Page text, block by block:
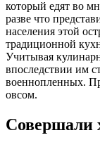
который едят во
разве что
населения этой
традиционной
Учитывая
впоследствии им
военнопленных.
овсом.
Совершали